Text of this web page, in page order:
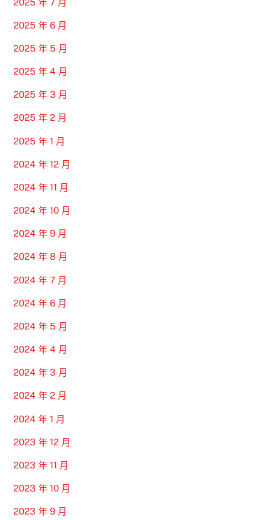
2025 年 6 月
2025 年 5 月
2025 年 4 月
2025 年 3 月
2025 年 2 月
2025 年 1 月
2024 年 12 月
2024 年 11 月
2024 年 10 月
2024 年 9 月
2024 年 8 月
2024 年 7 月
2024 年 6 月
2024 年 5 月
2024 年 4 月
2024 年 3 月
2024 年 2 月
2024 年 1 月
2023 年 12 月
2023 年 11 月
2023 年 10 月
2023 年 9 月